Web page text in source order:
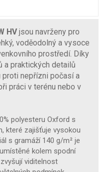
HVjsou navrženy pro
voděodolný a vysoce
prostředí. Díky
a praktických detailů
nepřízni počasí a
práci v terénu nebo v
polyesteru Oxford s
které zajišťuje vysokou
s gramáží 140 g/m² je
kolem spodní
viditelnost